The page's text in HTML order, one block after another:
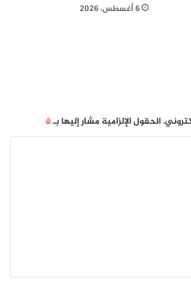
6 أغسطس، 2026
الحقول الإلزامية مشار إليها بـ*